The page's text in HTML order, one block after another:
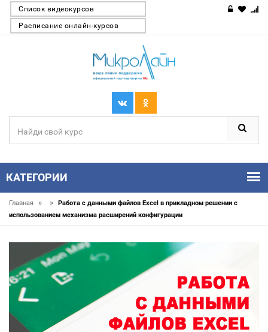
Список видеокурсов
Расписание онлайн-курсов
КАТЕГОРИИ
Главная » »
Работа с данными файлов Excel в прикладном решении с
использованием механизма расширений конфигурации